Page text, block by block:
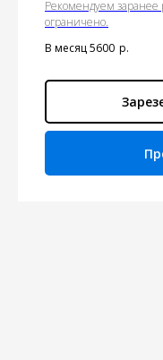
Рекомендуем заранее
ограничено.
В месяц 5600 р.